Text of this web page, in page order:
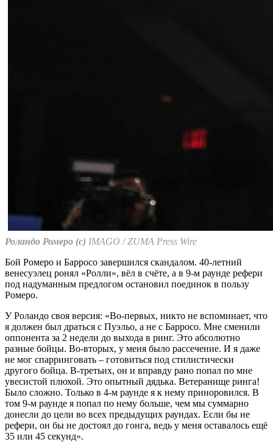
Роландо Ромеро (с) IMAGO / ZUMA Press Wire
Бой Ромеро и Барросо завершился скандалом. 40-летний
венесуэлец ронял «Ролли», вёл в счёте, а в 9-м раунде рефери
под надуманным предлогом остановил поединок в пользу
Ромеро.
У Роландо своя версия: «Во-первых, никто не вспоминает, что
я должен был драться с Пуэльо, а не с Барросо. Мне сменили
оппонента за 2 недели до выхода в ринг. Это абсолютно
разные бойцы. Во-вторых, у меня было рассечение. И я даже
не мог спарринговать – готовиться под стилистически
другого бойца. В-третьих, он и вправду рано попал по мне
увесистой плюхой. Это опытный дядька. Ветеранище ринга!
Было сложно. Только в 4-м раунде я к нему приноровился. В
том 9-м раунде я попал по нему больше, чем мы суммарно
донесли до цели во всех предыдущих раундах. Если бы не
рефери, он бы не достоял до гонга, ведь у меня оставалось ещё
35 или 45 секунд».